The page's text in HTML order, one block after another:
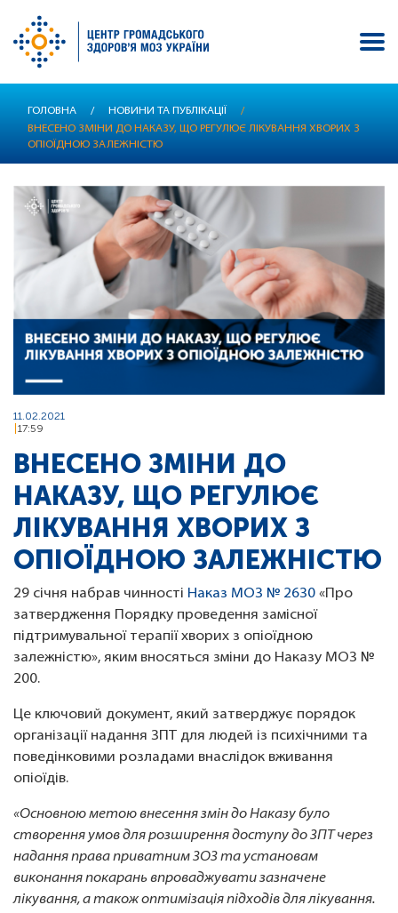
основного
ГОЛОВНА / НОВИНИ ТА ПУБЛІКАЦІЇ
/
ВНЕСЕНО ЗМІНИ ДО НАКАЗУ, ЩО РЕГУЛЮЄ ЛІКУВАННЯ ХВОРИХ З
ОПІОЇДНОЮ ЗАЛЕЖНІСТЮ
11.02.2021
17:59
ВНЕСЕНО ЗМІНИ ДО
НАКАЗУ, ЩО РЕГУЛЮЄ
ЛІКУВАННЯ ХВОРИХ З
ОПІОЇДНОЮ ЗАЛЕЖНІСТЮ
29 січня набрав чинності Наказ МОЗ № 2630 «Про
затвердження Порядку проведення замісної
підтримувальної терапії хворих з опіоїдною
залежністю», яким вносяться зміни до Наказу МОЗ №
200.
Це ключовий документ, який затверджує порядок
організації надання ЗПТ для людей із психічними та
поведінковими розладами внаслідок вживання
опіоїдів.
«Основною метою внесення змін до Наказу було
створення умов для розширення доступу до ЗПТ через
надання права приватним ЗОЗ та установам
виконання покарань впроваджувати зазначене
лікування, а також оптимізація підходів для лікування.